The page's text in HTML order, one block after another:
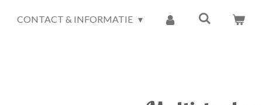
CONTACT & INFORMATIE